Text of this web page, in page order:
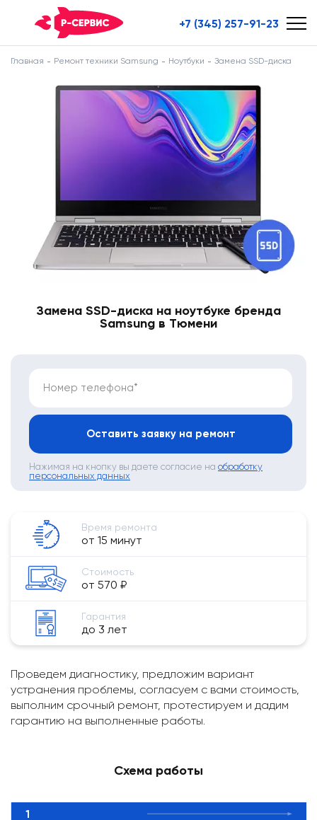
+7 (345) 257-91-23
Главная Ремонт техники Samsung Ноутбуки Замена SSD-диска
Замена SSD-диска на ноутбуке бренда
Samsung в Тюмени
Номер телефона*
Оставить заявку на ремонт
Нажимая на кнопку вы даете согласие на обработку
персональных данных
Время ремонта
от 15 минут
Стоимость
от 570 ₽
Гарантия
до 3 лет
Проведем диагностику, предложим вариант
устранения проблемы, согласуем с вами стоимость,
выполним срочный ремонт, протестируем и дадим
гарантию на выполненные работы.
Схема работы
1